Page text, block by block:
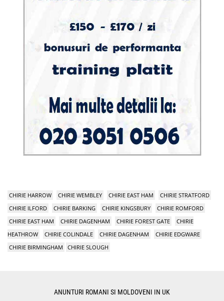
CHIRIE HARROW CHIRIE WEMBLEY CHIRIE EAST HAM
CHIRIE STRATFORD
CHIRIE ILFORD
CHIRIE BARKING CHIRIE KINGSBURY
CHIRIE ROMFORD
CHIRIE EAST HAM
CHIRIE DAGENHAM CHIRIE FOREST GATE
CHIRIE
HEATHROW
CHIRIE COLINDALE CHIRIE DAGENHAM
CHIRIE EDGWARE
CHIRIE BIRMINGHAM
CHIRIE SLOUGH
ANUNTURI ROMANI SI MOLDOVENI IN UK